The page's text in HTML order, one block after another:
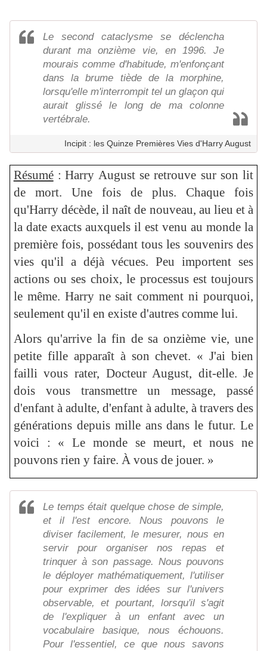
Le second cataclysme se déclencha
durant ma onzième vie, en 1996. Je
mourais comme d'habitude, m'enfonçant
dans la brume tiède de la morphine,
lorsqu'elle m'interrompit tel un glaçon qui
aurait glissé le long de ma colonne
vertébrale.
Incipit : les Quinze Premières Vies d'Harry August
Résumé: Harry August se retrouve sur son lit
de mort. Une fois de plus. Chaque fois
qu'Harry décède, il naît de nouveau, au lieu et à
la date exacts auxquels il est venu au monde la
première fois, possédant tous les souvenirs des
vies qu'il a déjà vécues. Peu importent ses
actions ou ses choix, le processus est toujours
le même. Harry ne sait comment ni pourquoi,
seulement qu'il en existe d'autres comme lui.
Alors qu'arrive la fin de sa onzième vie, une
petite fille apparaît à son chevet. « J'ai bien
failli vous rater, Docteur August, dit-elle. Je
dois vous transmettre un message, passé
d'enfant à adulte, d'enfant à adulte, à travers des
générations depuis mille ans dans le futur. Le
voici : « Le monde se meurt, et nous ne
pouvons rien y faire. À vous de jouer. »
Le temps était quelque chose de simple,
et il l'est encore. Nous pouvons le
diviser facilement, le mesurer, nous en
servir pour organiser nos repas et
trinquer à son passage. Nous pouvons
le déployer mathématiquement, l'utiliser
pour exprimer des idées sur l'univers
observable, et pourtant, lorsqu'il s'agit
de l'expliquer à un enfant avec un
vocabulaire basique, nous échouons.
Pour l'essentiel, ce que nous savons